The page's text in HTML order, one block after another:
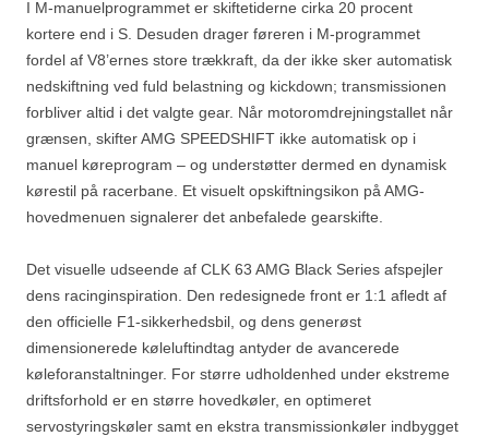
I M-manuelprogrammet er skiftetiderne cirka 20 procent
kortere end i S. Desuden drager føreren i M-programmet
fordel af V8’ernes store trækkraft, da der ikke sker automatisk
nedskiftning ved fuld belastning og kickdown; transmissionen
forbliver altid i det valgte gear. Når motoromdrejningstallet når
grænsen, skifter AMG SPEEDSHIFT ikke automatisk op i
manuel køreprogram – og understøtter dermed en dynamisk
kørestil på racerbane. Et visuelt opskiftningsikon på AMG-
hovedmenuen signalerer det anbefalede gearskifte.
Det visuelle udseende af CLK 63 AMG Black Series afspejler
dens racinginspiration. Den redesignede front er 1:1 afledt af
den officielle F1-sikkerhedsbil, og dens generøst
dimensionerede køleluftindtag antyder de avancerede
køleforanstaltninger. For større udholdenhed under ekstreme
driftsforhold er en større hovedkøler, en optimeret
servostyringskøler samt en ekstra transmissionkøler indbygget